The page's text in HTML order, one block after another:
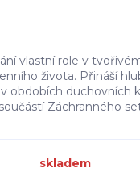
vlastní role v
života. Přináší
obdobích duchovních
Záchranného
skladem